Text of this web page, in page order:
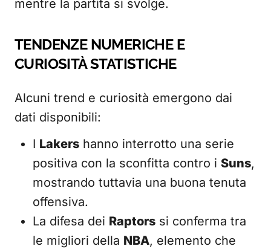
mentre la partita si svolge.
TENDENZE NUMERICHE E
CURIOSITÀ STATISTICHE
Alcuni trend e curiosità emergono dai
dati disponibili:
I Lakers hanno interrotto una serie
positiva con la sconfitta contro i Suns,
mostrando tuttavia una buona tenuta
offensiva.
La difesa dei Raptors si conferma tra
le migliori della NBA, elemento che